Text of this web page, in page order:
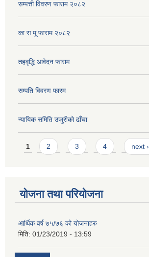
सम्पत्ती विवरण फाराम २०८२
का स मू फाराम २०८२
तहवृद्धि आवेदन फाराम
सम्पति विवरण फारम
न्यायिक समिति उजुरीको ढाँचा
Pages
1 2 3 4 next ›
योजना तथा परियोजना
आर्थिक वर्ष ७५/७६ को योजनाहरु
मिति: 01/23/2019 - 13:59